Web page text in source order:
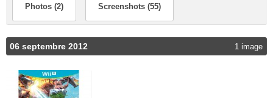
Photos (2) Screenshots (55)
06 septembre 2012 1 image